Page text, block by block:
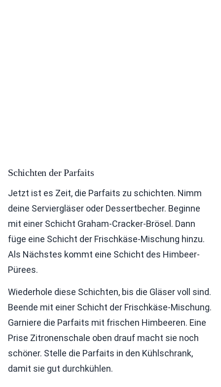
Schichten der Parfaits
Jetzt ist es Zeit, die Parfaits zu schichten. Nimm
deine Serviergläser oder Dessertbecher. Beginne
mit einer Schicht Graham-Cracker-Brösel. Dann
füge eine Schicht der Frischkäse-Mischung hinzu.
Als Nächstes kommt eine Schicht des Himbeer-
Pürees.
Wiederhole diese Schichten, bis die Gläser voll sind.
Beende mit einer Schicht der Frischkäse-Mischung.
Garniere die Parfaits mit frischen Himbeeren. Eine
Prise Zitronenschale oben drauf macht sie noch
schöner. Stelle die Parfaits in den Kühlschrank,
damit sie gut durchkühlen.